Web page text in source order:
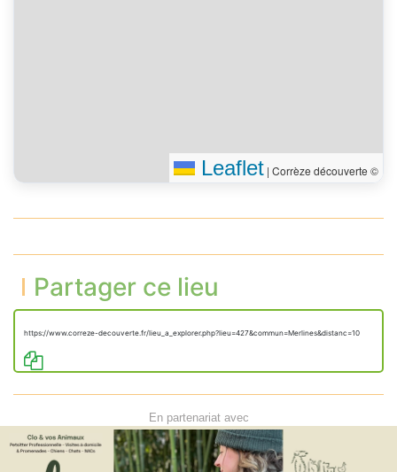
Leaflet | Corrèze découverte ©
Partager ce lieu
https://www.correze-decouverte.fr/lieu_a_explorer.php?lieu=427&commun=Merlines&distanc=10
En partenariat avec